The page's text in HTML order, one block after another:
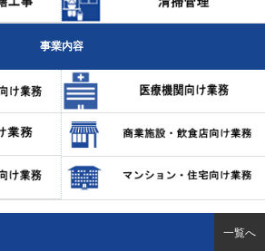
事業内容
一覧へ